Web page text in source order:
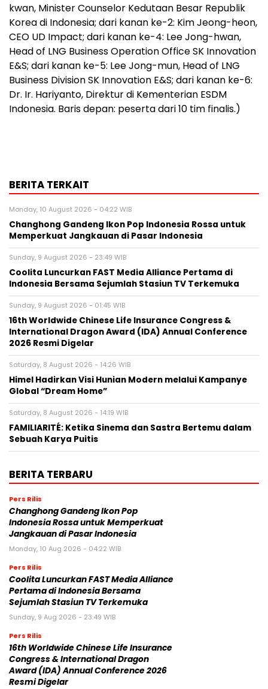
kwan, Minister Counselor Kedutaan Besar Republik
Korea di Indonesia; dari kanan ke-2: Kim Jeong-heon,
CEO UD Impact; dari kanan ke-4: Lee Jong-hwan,
Head of LNG Business Operation Office SK Innovation
E&S; dari kanan ke-5: Lee Jong-mun, Head of LNG
Business Division SK Innovation E&S; dari kanan ke-6:
Dr. Ir. Hariyanto, Direktur di Kementerian ESDM
Indonesia. Baris depan: peserta dari 10 tim finalis.)
BERITA TERKAIT
Monday, 10 August 2026 - 04:22 WIB
Changhong Gandeng Ikon Pop Indonesia Rossa untuk
Memperkuat Jangkauan di Pasar Indonesia
Sunday, 9 August 2026 - 23:49 WIB
Coolita Luncurkan FAST Media Alliance Pertama di
Indonesia Bersama Sejumlah Stasiun TV Terkemuka
Sunday, 9 August 2026 - 01:45 WIB
16th Worldwide Chinese Life Insurance Congress &
International Dragon Award (IDA) Annual Conference
2026 Resmi Digelar
Saturday, 8 August 2026 - 14:26 WIB
Himel Hadirkan Visi Hunian Modern melalui Kampanye
Global “Dream Home”
Saturday, 8 August 2026 - 14:19 WIB
FAMILIARITÉ: Ketika Sinema dan Sastra Bertemu dalam
Sebuah Karya Puitis
BERITA TERBARU
Pers Rilis
Changhong Gandeng Ikon Pop
Indonesia Rossa untuk Memperkuat
Jangkauan di Pasar Indonesia
Monday, 10 Aug 2026 - 04:22 WIB
Pers Rilis
Coolita Luncurkan FAST Media Alliance
Pertama di Indonesia Bersama
Sejumlah Stasiun TV Terkemuka
Sunday, 9 Aug 2026 - 23:49 WIB
Pers Rilis
16th Worldwide Chinese Life Insurance
Congress & International Dragon
Award (IDA) Annual Conference 2026
Resmi Digelar